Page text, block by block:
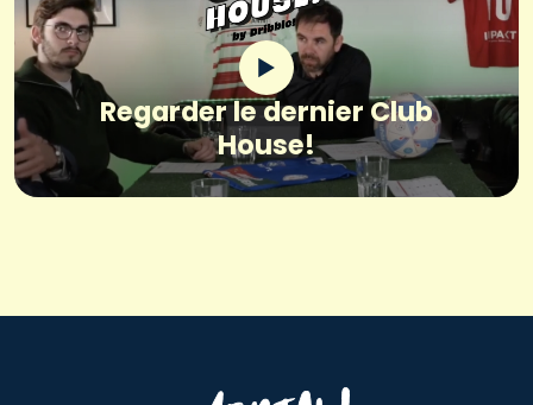
Regarder le dernier Club
House!